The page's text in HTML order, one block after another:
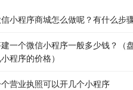
小程序商城怎么做呢？有什么步
一个微信小程序一般多少钱？（
小程序的价格）
营业执照可以开几个小程序